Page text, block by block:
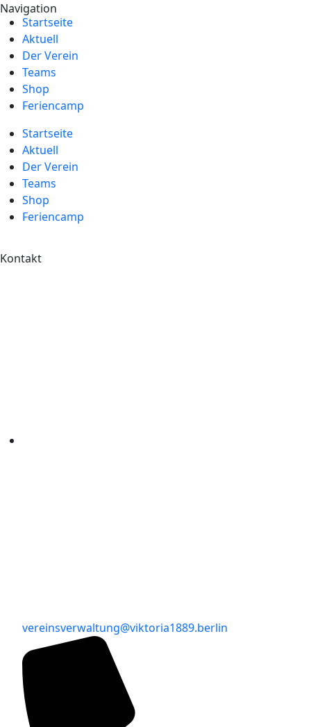
Navigation
Startseite
Aktuell
Der Verein
Teams
Shop
Feriencamp
Startseite
Aktuell
Der Verein
Teams
Shop
Feriencamp
Kontakt
vereinsverwaltung@viktoria1889.berlin